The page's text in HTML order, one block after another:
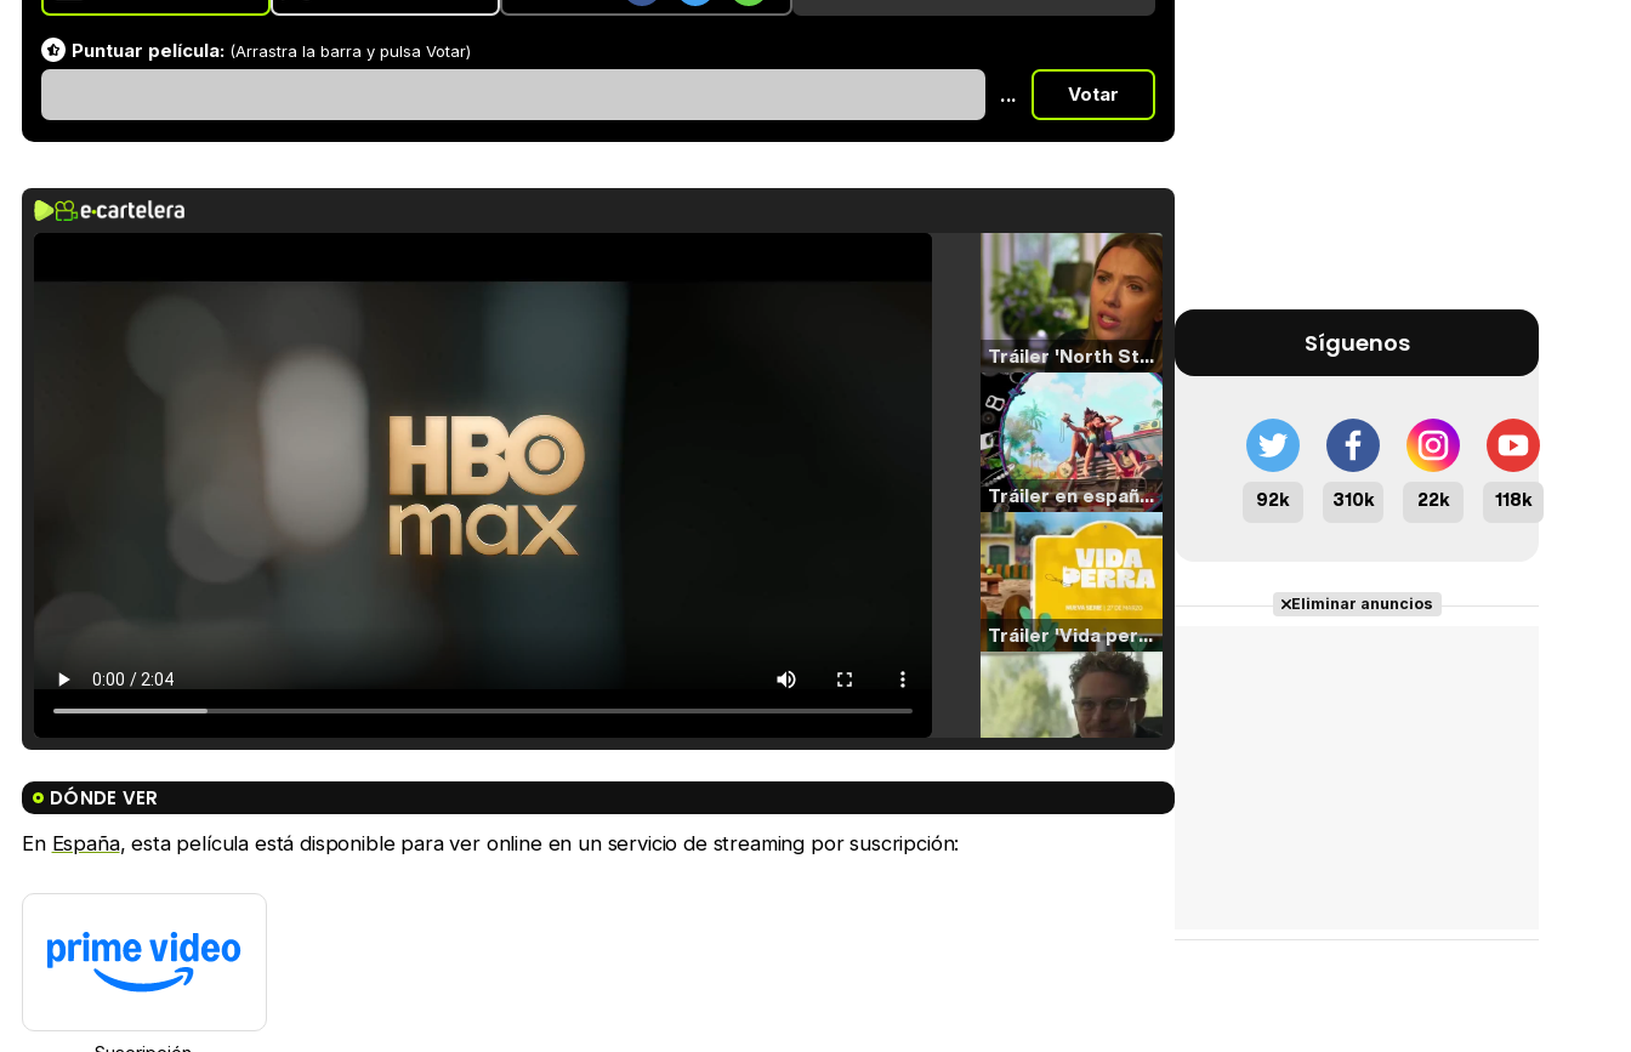
Puntuar película: (Arrastra la barra y pulsa Votar)
... Votar
Tráiler 'North Star' (2023)
Tráiler en español de 'La isla olvidada'
Tráiler 'Vida perra' (2026)
DÓNDE VER
En España, esta película está disponible para ver online en un servicio de streaming por suscripción:
Síguenos
92k 310k 22k 118k
Eliminar anuncios